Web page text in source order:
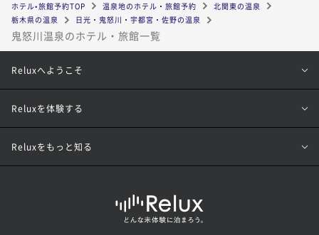
ホテル•旅館予約TOP 温泉地のホテル・旅館予約
北関東の温泉
栃木県の温泉
日光・鬼怒川・宇都宮・佐野の温泉
鬼怒川温泉のホテル・旅館一覧
Reluxへようこそ
Reluxを体験する
Reluxをもっと知る